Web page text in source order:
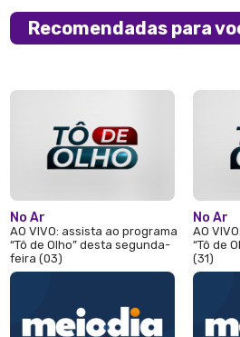
Recomendadas para
No Ar
AO VIVO: assista ao programa
“Tô de Olho” desta segunda-
feira (03)
No Ar
AO
“Tô de
(31)